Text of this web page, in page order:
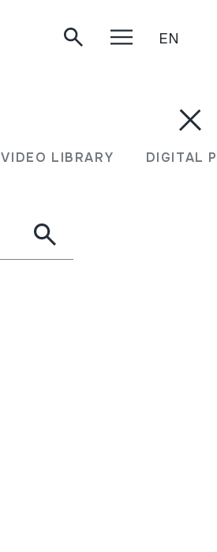
VIDEO LIBRARY DIGITAL
EN